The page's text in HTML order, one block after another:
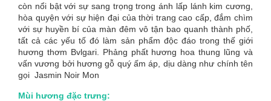
còn nổi bật với sự sang trọng trong ánh lấp lánh kim cương,
hòa quyện với sự hiện đại của thời trang cao cấp, đắm chìm
với sự huyền bí của màn đêm vô tận bao quanh thành phố,
tất cả các yếu tố đó làm sản phẩm độc đáo trong thế giới
hương thơm Bvlgari. Phảng phất hương hoa thung lũng và
vấn vương bởi hương gỗ quý ấm áp, dịu dàng như chính tên
gọi Jasmin Noir Mon
Mùi hương đặc trưng: